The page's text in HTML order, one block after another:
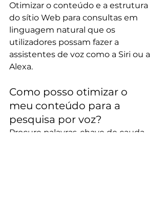
Otimizar o conteúdo e a estrutura
do sítio Web para consultas em
linguagem natural que os
utilizadores possam fazer a
assistentes de voz como a Siri ou a
Alexa.
Como posso otimizar o
meu conteúdo para a
pesquisa por voz?
Procure palavras-chave de cauda